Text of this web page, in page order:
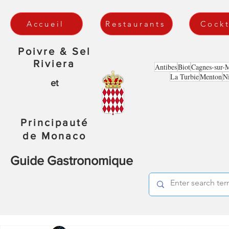
Accueil Restaurants
Poivre & Sel
Riviera
et
Principauté
de Monaco
Guide Gastronomique
AntibesBiotCagnes-sur-
La TurbieMenton